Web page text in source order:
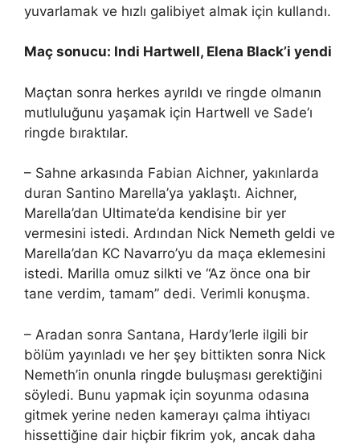
yuvarlamak ve hızlı galibiyet almak için kullandı.
Maç sonucu: Indi Hartwell, Elena Black’i yendi
Maçtan sonra herkes ayrıldı ve ringde olmanın
mutluluğunu yaşamak için Hartwell ve Sade’ı
ringde bıraktılar.
– Sahne arkasında Fabian Aichner, yakınlarda
duran Santino Marella’ya yaklaştı. Aichner,
Marella’dan Ultimate’da kendisine bir yer
vermesini istedi. Ardından Nick Nemeth geldi ve
Marella’dan KC Navarro’yu da maça eklemesini
istedi. Marilla omuz silkti ve “Az önce ona bir
tane verdim, tamam” dedi. Verimli konuşma.
– Aradan sonra Santana, Hardy’lerle ilgili bir
bölüm yayınladı ve her şey bittikten sonra Nick
Nemeth’in onunla ringde buluşması gerektiğini
söyledi. Bunu yapmak için soyunma odasına
gitmek yerine neden kamerayı çalma ihtiyacı
hissettiğine dair hiçbir fikrim yok, ancak daha